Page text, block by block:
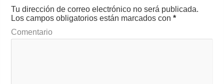
Tu dirección de correo electrónico no será publicada.
Los campos obligatorios están marcados con*
Comentario